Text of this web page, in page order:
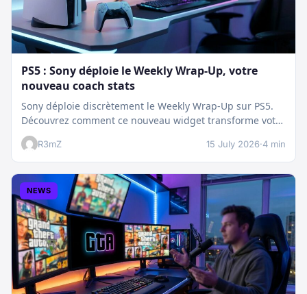
PS5 : Sony déploie le Weekly Wrap-Up, votre
nouveau coach stats
Sony déploie discrètement le Weekly Wrap-Up sur PS5.
Découvrez comment ce nouveau widget transforme votre
dashboard et booste votre suivi…
R3mZ 15 July 2026·4 min
NEWS